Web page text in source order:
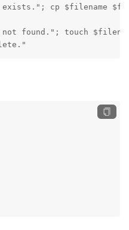
cp $filename
found."; touch